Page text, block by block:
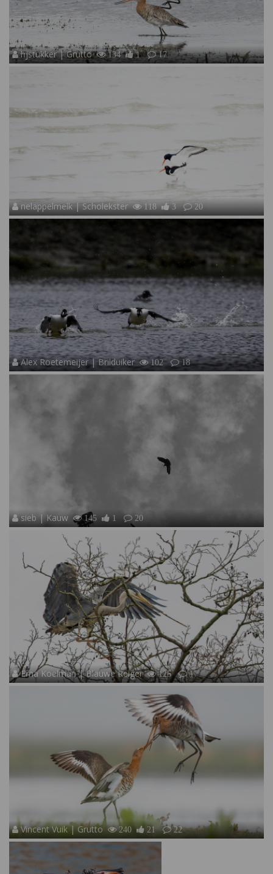
hjstukker | Grutto 134 1 17
nelappelmelk | Scholekster 118 3 20
Alex Roetemeijer | Brilduiker 102 18
sieb | Kauw 145 1 20
Erna Koelman | Blauwe Reiger 125 17
Vincent Vuik | Grutto 240 21 22